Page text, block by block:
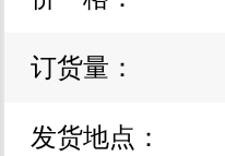
订货量：
发货地点：